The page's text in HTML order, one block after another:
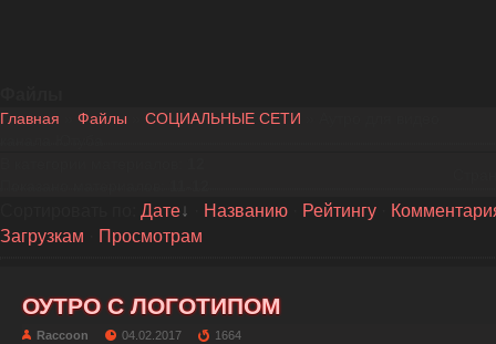
Главная Файлы СОЦИАЛЬНЫЕ СЕТИ
Дате Названию Рейтингу
Загрузкам
Просмотрам
ОУТРО С ЛОГОТИПОМ
Raccoon 04.02.2017 1664